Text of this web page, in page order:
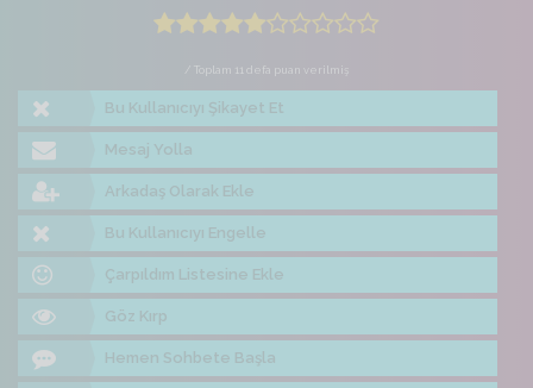
/ Toplam 11 defa puan verilmiş
Bu Kullanıcıyı Şikayet Et
Mesaj Yolla
Arkadaş Olarak Ekle
Bu Kullanıcıyı Engelle
Çarpıldım Listesine Ekle
Göz Kırp
Hemen Sohbete Başla